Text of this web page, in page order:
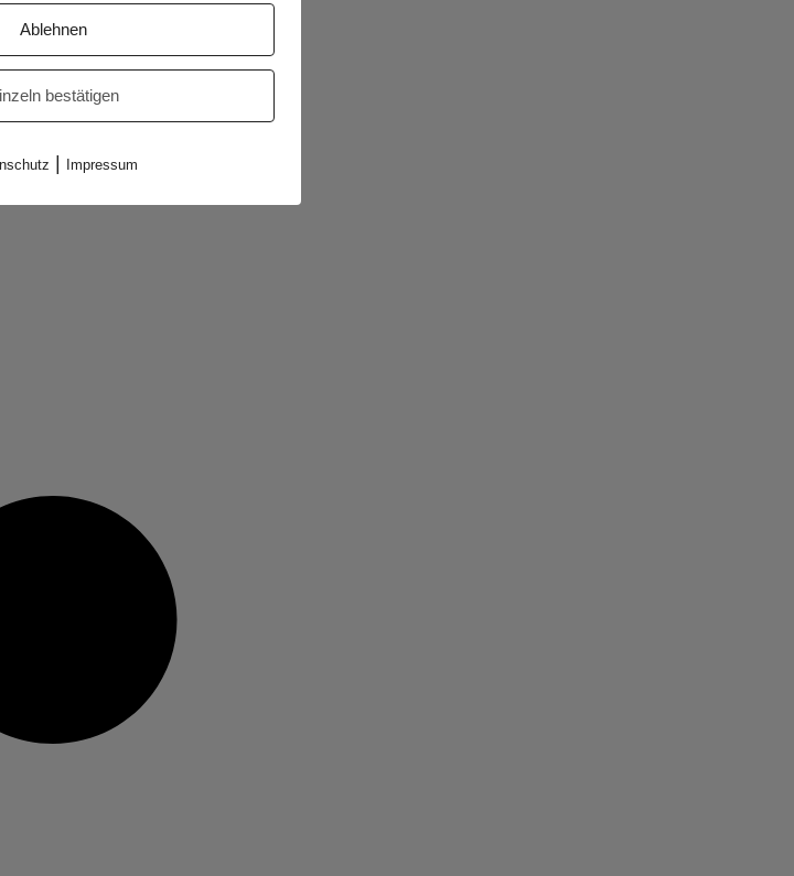
Ablehnen
bestätigen
Impressum